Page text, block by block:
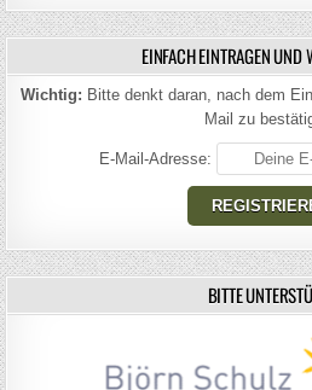
EINFACH EINTRAGEN UND
Wichtig: Bitte denkt daran, nach dem
Mail zu
E-Mail-Adresse:
BITTE